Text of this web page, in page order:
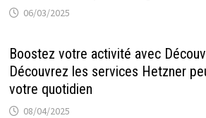
06/03/2025
Boostez votre activité avec
Découvrez les services Hetzner
votre quotidien
08/04/2025